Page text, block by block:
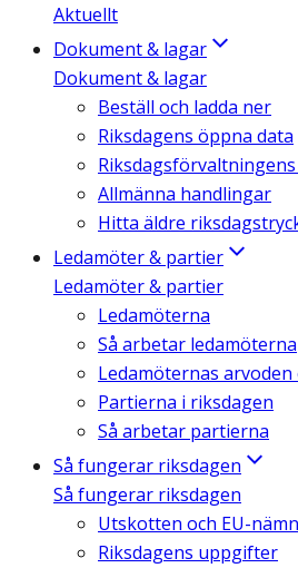
Aktuellt
Dokument & lagar
Dokument & lagar
Beställ och ladda ner
Riksdagens öppna data
Allmänna handlingar
Hitta äldre
Ledamöter & partier
Ledamöter & partier
Ledamöterna
Så arbetar ledamöterna
Ledamöternas
Partierna i riksdagen
Så arbetar partierna
Så fungerar riksdagen
Så fungerar riksdagen
Utskotten och EU-
Riksdagens uppgifter